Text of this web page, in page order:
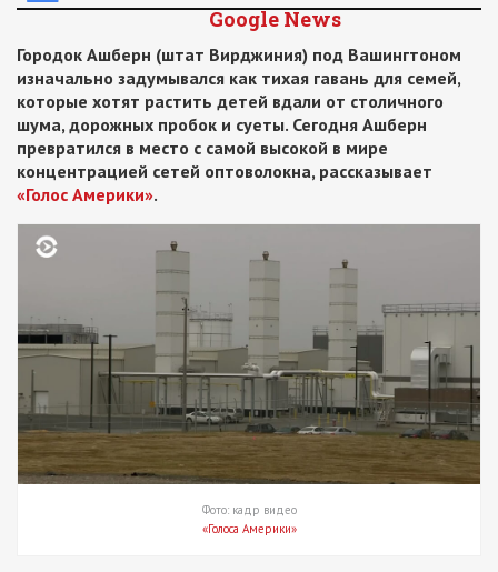
Google News
Городок Ашберн (штат Вирджиния) под Вашингтоном
изначально задумывался как тихая гавань для семей,
которые хотят растить детей вдали от столичного
шума, дорожных пробок и суеты. Сегодня Ашберн
превратился в место с самой высокой в мире
концентрацией сетей оптоволокна, рассказывает
«Голос Америки».
Фото: кадр видео
«Голоса Америки»